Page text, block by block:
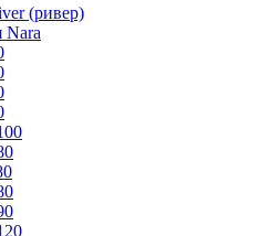
(ривер)
Nara